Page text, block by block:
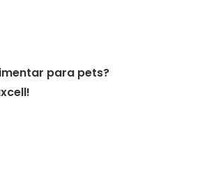
para pets?